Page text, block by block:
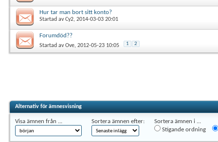
Hur tar man bort sitt konto?
Startad avCy2, 2014-03-03 20:01
Forumdöd??
Startad avOve, 2012-05-23 10:05 1 2
Alternativ för ämnesvisning
Visa ämnen från ... Sortera ämnen efter:
Sortera ämnen i ...
Stigande ordning